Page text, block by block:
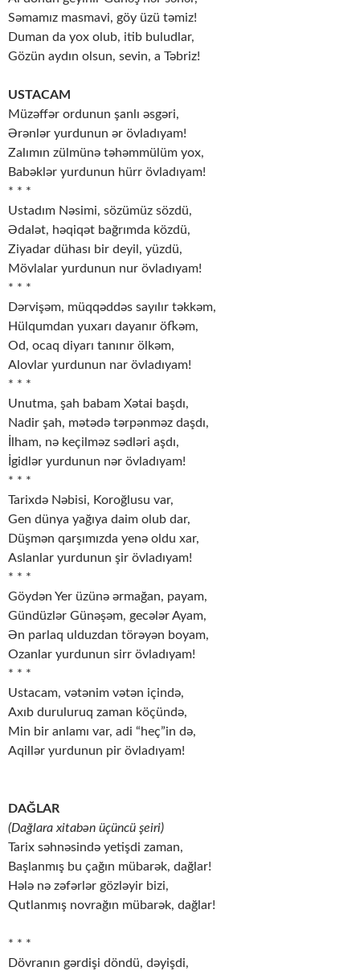
Səmamız masmavi, göy üzü təmiz!
Duman da yox olub, itib buludlar,
Gözün aydın olsun, sevin, a Təbriz!
USTACAM
Müzəffər ordunun şanlı əsgəri,
Ərənlər yurdunun ər övladıyam!
Zalımın zülmünə təhəmmülüm yox,
Babəklər yurdunun hürr övladıyam!
* * *
Ustadım Nəsimi, sözümüz sözdü,
Ədalət, həqiqət bağrımda közdü,
Ziyadar dühası bir deyil, yüzdü,
Mövlalar yurdunun nur övladıyam!
* * *
Dərvişəm, müqqəddəs sayılır təkkəm,
Hülqumdan yuxarı dayanır öfkəm,
Od, ocaq diyarı tanınır ölkəm,
Alovlar yurdunun nar övladıyam!
* * *
Unutma, şah babam Xətai başdı,
Nadir şah, mətədə tərpənməz daşdı,
İlham, nə keçilməz sədləri aşdı,
İgidlər yurdunun nər övladıyam!
* * *
Tarixdə Nəbisi, Koroğlusu var,
Gen dünya yağıya daim olub dar,
Düşmən qarşımızda yenə oldu xar,
Aslanlar yurdunun şir övladıyam!
* * *
Göydən Yer üzünə ərmağan, payam,
Gündüzlər Günəşəm, gecələr Ayam,
Ən parlaq ulduzdan törəyən boyam,
Ozanlar yurdunun sirr övladıyam!
* * *
Ustacam, vətənim vətən içində,
Axıb duruluruq zaman köçündə,
Min bir anlamı var, adi “heç”in də,
Aqillər yurdunun pir övladıyam!
DAĞLAR
(Dağlara xitabən üçüncü şeiri)
Tarix səhnəsində yetişdi zaman,
Başlanmış bu çağın mübarək, dağlar!
Hələ nə zəfərlər gözləyir bizi,
Qutlanmış novrağın mübarək, dağlar!
* * *
Dövranın gərdişi döndü, dəyişdi,